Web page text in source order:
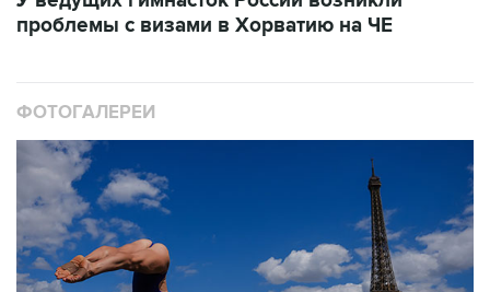
проблемы с визами в Хорватию на ЧЕ
ФОТОГАЛЕРЕИ